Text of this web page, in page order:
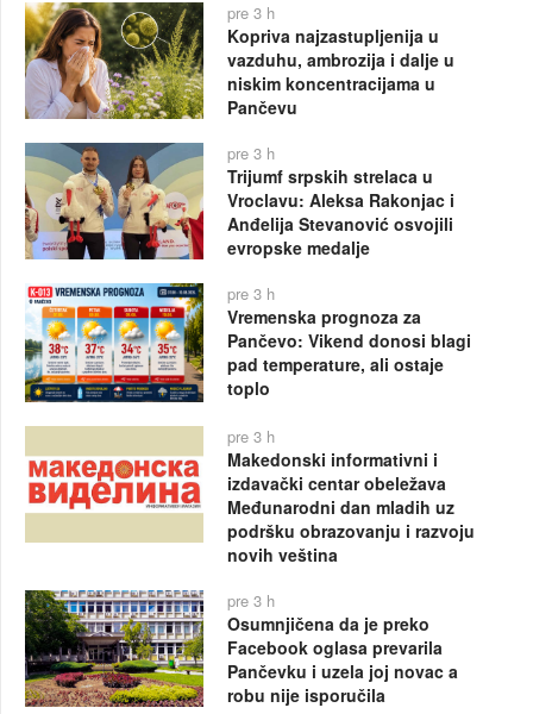
pre 3 h
Kopriva najzastupljenija u
vazduhu, ambrozija i dalje u
niskim koncentracijama u
Pančevu
pre 3 h
Trijumf srpskih strelaca u
Vroclavu: Aleksa Rakonjac i
Anđelija Stevanović osvojili
evropske medalje
pre 3 h
Vremenska prognoza za
Pančevo: Vikend donosi blagi
pad temperature, ali ostaje
toplo
pre 3 h
Makedonski informativni i
izdavački centar obeležava
Međunarodni dan mladih uz
podršku obrazovanju i razvoju
novih veština
pre 3 h
Osumnjičena da je preko
Facebook oglasa prevarila
Pančevku i uzela joj novac a
robu nije isporučila